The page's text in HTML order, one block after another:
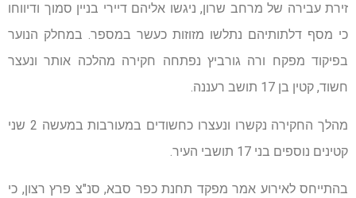
זירת עבירה של מרחב שרון, ניגשו אליהם דיירי בניין סמוך ודיווחו
כי מסף דלתותיהם נתלשו מזוזות כעשר במספר. במחלק הנוער
בפיקוד מפקח ורה גורביץ נפתחה חקירה מהלכה אותר ונעצר
חשוד, קטין בן 17 תושב רעננה.
מהלך החקירה נקשרו ונעצרו כחשודים במעורבות במעשה 2 שני
קטינים נוספים בני 17 תושבי העיר.
בהתייחס לאירוע אמר מפקד תחנת כפר סבא, סנ"צ פרץ רצון, כי